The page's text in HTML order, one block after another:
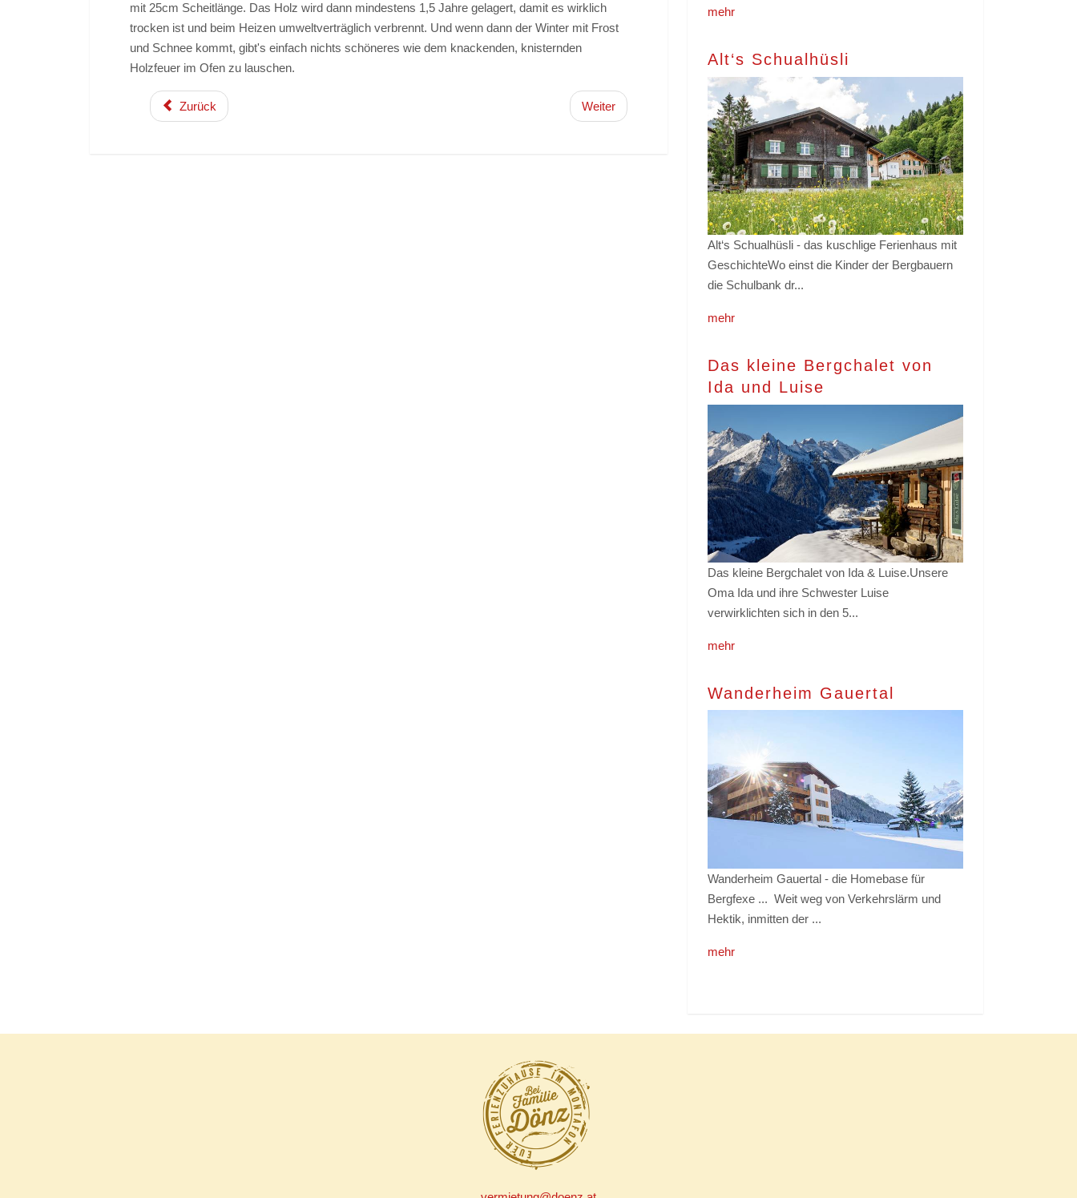
mehr
Alt‘s Schualhüsli
Alt‘s Schualhüsli - das kuschlige Ferienhaus mit
GeschichteWo einst die Kinder der Bergbauern
die Schulbank dr...
mehr
Das kleine Bergchalet von
Ida und Luise
Das kleine Bergchalet von Ida & Luise.Unsere
Oma Ida und ihre Schwester Luise
verwirklichten sich in den 5...
mehr
Wanderheim Gauertal
Wanderheim Gauertal - die Homebase für
Bergfexe ... Weit weg von Verkehrslärm und
Hektik, inmitten der ...
mehr
mit 25cm Scheitlänge. Das Holz wird dann mindestens 1,5 Jahre gelagert, damit es wirklich
trocken ist und beim Heizen umweltverträglich verbrennt. Und wenn dann der Winter mit Frost
und Schnee kommt, gibt's einfach nichts schöneres wie dem knackenden, knisternden
Holzfeuer im Ofen zu lauschen.
Zurück Weiter